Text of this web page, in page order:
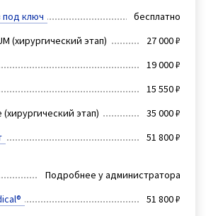
под ключ
бесплатно
(хирургический этап)
27 000 ₽
19 000 ₽
15 550 ₽
этап)
35 000 ₽
51 800 ₽
Подробнее у администратора
51 800 ₽